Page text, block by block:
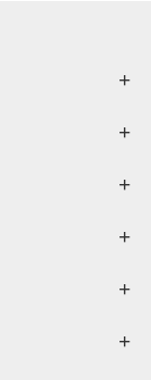
+
+
+
+
+
+